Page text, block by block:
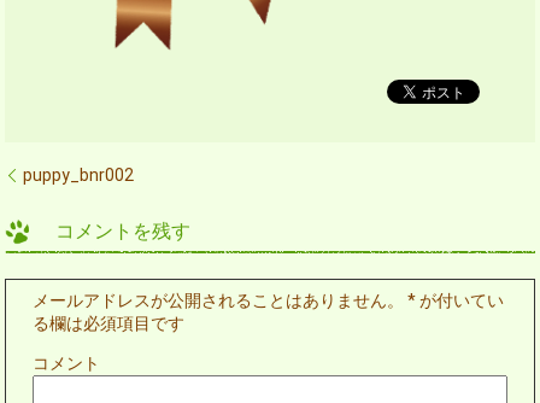
puppy_bnr002
コメントを残す
メールアドレスが公開されることはありません。 *が付いてい
る欄は必須項目です
コメント